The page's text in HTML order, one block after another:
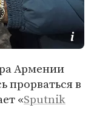
Армении
в
«Sputnik